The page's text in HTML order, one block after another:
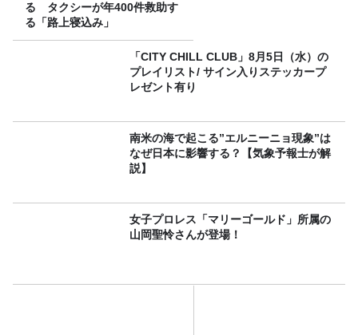
る タクシーが年400件救助す
る「路上寝込み」
「CITY CHILL CLUB」8月5日（水）の
プレイリスト/ サイン入りステッカープ
レゼント有り
南米の海で起こる”エルニーニョ現象”は
なぜ日本に影響する？【気象予報士が解
説】
女子プロレス「マリーゴールド」所属の
山岡聖怜さんが登場！